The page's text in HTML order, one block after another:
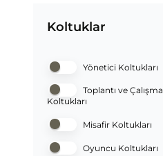
Koltuklar
Yönetici Koltukları
Toplantı ve Çalışma
Koltukları
Misafir Koltukları
Oyuncu Koltukları